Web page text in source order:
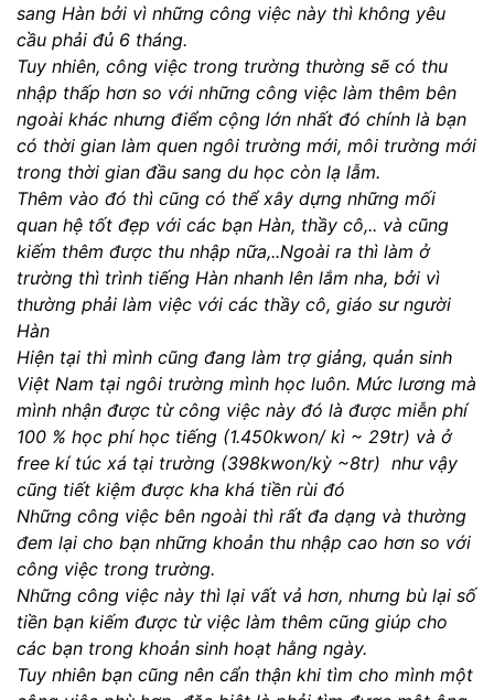
sang Hàn bởi vì những công việc này thì không yêu
cầu phải đủ 6 tháng.
Tuy nhiên, công việc trong trường thường sẽ có thu
nhập thấp hơn so với những công việc làm thêm bên
ngoài khác nhưng điểm cộng lớn nhất đó chính là bạn
có thời gian làm quen ngôi trường mới, môi trường mới
trong thời gian đầu sang du học còn lạ lẫm.
Thêm vào đó thì cũng có thể xây dựng những mối
quan hệ tốt đẹp với các bạn Hàn, thầy cô,.. và cũng
kiếm thêm được thu nhập nữa,..Ngoài ra thì làm ở
trường thì trình tiếng Hàn nhanh lên lắm nha, bởi vì
thường phải làm việc với các thầy cô, giáo sư người
Hàn
Hiện tại thì mình cũng đang làm trợ giảng, quản sinh
Việt Nam tại ngôi trường mình học luôn. Mức lương mà
mình nhận được từ công việc này đó là được miễn phí
100 % học phí học tiếng (1.450kwon/ kì ~ 29tr) và ở
free kí túc xá tại trường (398kwon/kỳ ~8tr) như vậy
cũng tiết kiệm được kha khá tiền rùi đó
Những công việc bên ngoài thì rất đa dạng và thường
đem lại cho bạn những khoản thu nhập cao hơn so với
công việc trong trường.
Những công việc này thì lại vất vả hơn, nhưng bù lại số
tiền bạn kiếm được từ việc làm thêm cũng giúp cho
các bạn trong khoản sinh hoạt hằng ngày.
Tuy nhiên bạn cũng nên cẩn thận khi tìm cho mình một